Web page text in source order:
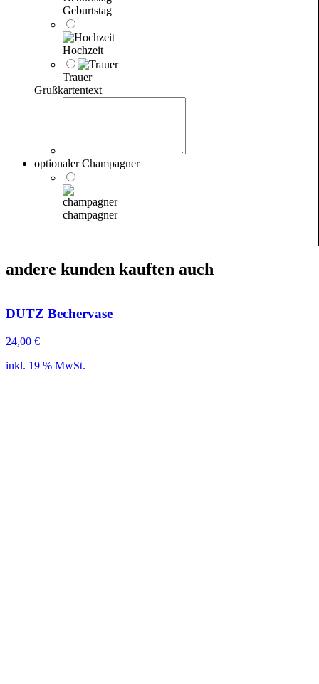
Geburtstag
Hochzeit
Trauer
Grußkartentext
optionaler Champagner
champagner
andere kunden kauften auch
DUTZ Bechervase
24,00 €
inkl. 19 % MwSt.